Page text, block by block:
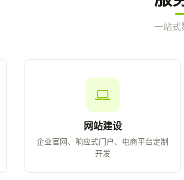
一站式
网站建设
企业官网、响应式门户、电商平台定制
开发